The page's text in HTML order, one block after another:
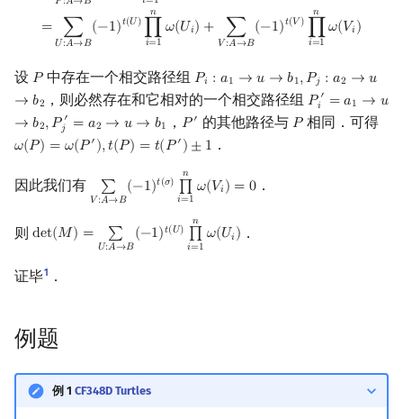
𝑃:𝐴→𝐵 𝑖=1
= ∑
𝑈:𝐴→𝐵
(−1)𝑡(𝑈)
𝑛
∏
𝑖=1
𝜔(𝑈𝑖) + ∑
𝑉:𝐴→𝐵
(−1)𝑡(𝑉)
𝑛
∏
𝑖=1
𝜔(𝑉𝑖)
设 𝑃
P 中存在一个相交路径组𝑃𝑖 : 𝑎1 → 𝑢 → 𝑏1,𝑃𝑗 : 𝑎2 → 𝑢
→ 𝑏2
Pi: a 1→ u→b 1,P j:a2→u→b 2
，则必然存在和它相对的一个相交路径组𝑃 ′
𝑖 = 𝑎1 → 𝑢
→ 𝑏2,𝑃 ′
𝑗 = 𝑎2 → 𝑢 → 𝑏1
Pi′ =a1→ u→ b2
， 𝑃 ′
P′ 的其他路径与 𝑃
P相同．可得
𝜔(𝑃) = 𝜔(𝑃 ′),𝑡(𝑃) = 𝑡(𝑃 ′) ± 1
ω(P)= ω P′),t( P)=t(P′ ±1 ．
因此我们有 ∑
𝑉:𝐴→𝐵
(−1)𝑡(𝜎)
𝑛
∏
𝑖=1
𝜔(𝑉𝑖) = 0
V:A →B(−1)t(σ )∏ =1nω( Vi )= 0．
则 det(𝑀) = ∑
𝑈:𝐴→𝐵
(−1)𝑡(𝑈)
𝑛
∏
𝑖=1
𝜔(𝑈𝑖)
det(M)= ∑U A→ (−1)t(U)∏ i=1 nω(Ui ．
证毕1 ．
例题
例 1 CF348D Turtles